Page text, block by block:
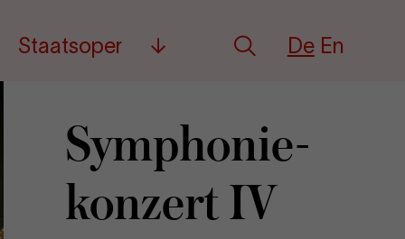
Staatsoper
Mehr SucheDeutsch
De English
En
Sym­pho­nie­
kon­zert IV